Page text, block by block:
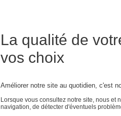
La qualité de
vos choix
Améliorer notre site au quotidien, c'est
Lorsque vous consultez notre site, nous et
navigation, de détecter d'éventuels